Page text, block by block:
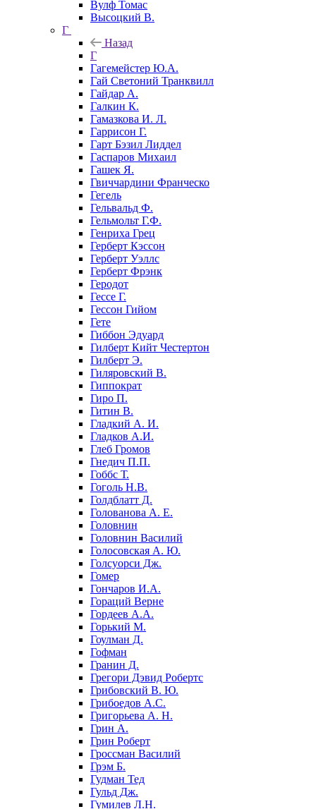
Вулф Томас
Высоцкий В.
Г
Назад
Г
Гагемейстер Ю.А.
Гай Светоний Транквилл
Гайдар А.
Галкин К.
Гамазкова И. Л.
Гаррисон Г.
Гарт Бэзил Лиддел
Гаспаров Михаил
Гашек Я.
Гвиччардини Франческо
Гегель
Гельвальд Ф.
Гельмольт Г.Ф.
Генриха Грец
Герберт Кэссон
Герберт Уэллс
Герберт Фрэнк
Геродот
Гессе Г.
Гессон Гийом
Гете
Гиббон Эдуард
Гилберт Кийт Честертон
Гилберт Э.
Гиляровский В.
Гиппократ
Гиро П.
Гитин В.
Гладкий А. И.
Гладков А.И.
Глеб Громов
Гнедич П.П.
Гоббс Т.
Гоголь Н.В.
Голдблатт Д.
Голованова А. Е.
Головнин
Головнин Василий
Голосовская А. Ю.
Голсуорси Дж.
Гомер
Гончаров И.А.
Гораций Верне
Гордеев А.А.
Горький М.
Гоулман Д.
Гофман
Гранин Д.
Грегори Дэвид Робертс
Грибовский В. Ю.
Грибоедов А.С.
Григорьева А. Н.
Грин А.
Грин Роберт
Гроссман Василий
Грэм Б.
Гудман Тед
Гульд Дж.
Гумилев Л.Н.